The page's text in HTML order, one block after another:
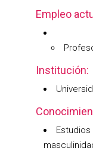
Empleo
Institución: